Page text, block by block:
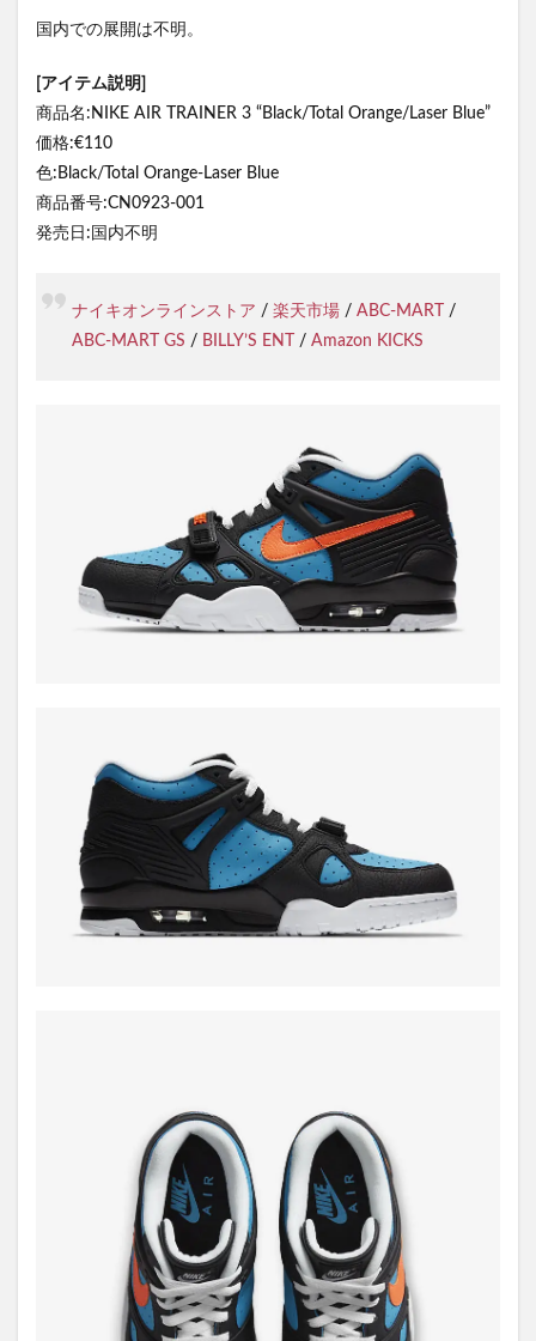
国内での展開は不明。
[アイテム説明]
商品名:NIKE AIR TRAINER 3 “Black/Total Orange/Laser Blue”
価格:€110
色:Black/Total Orange-Laser Blue
商品番号:CN0923-001
発売日:国内不明
ナイキオンラインストア / 楽天市場 / ABC-MART
/
ABC-MART GS / BILLY’S ENT / Amazon KICKS